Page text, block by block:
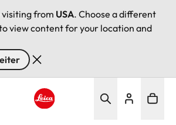
from USA. Choose a different
view content for your location and